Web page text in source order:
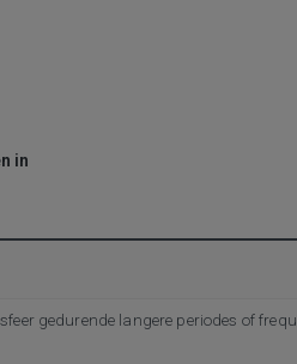
in
gedurende langere periodes of